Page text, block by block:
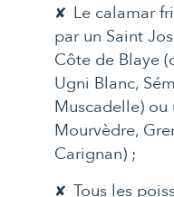
Le calamar
par un Saint
Côte de Blaye
Ugni Blanc,
Muscadelle) ou
Mourvèdre,
Carignan) ;
Tous les